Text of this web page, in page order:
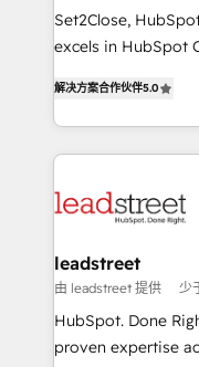
architecture, AI
delivered through
Partner and ISO
we blend strategy,
Set2Close,
excels in HubSpot
As a top HubSpot
custom HubSpot
implement, and
marketing, and
management, and
projects
HubSpot CRM drives
RevOps services
解决方案合作伙伴5.0
leadstreet
由 leadstreet 提供 少
HubSpot. Done
proven expertise